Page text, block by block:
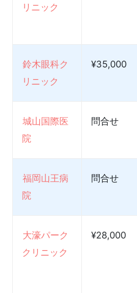
リニック
鈴木眼科ク
リニック
¥35,000
城山国際医
院
問合せ
福岡山王病
院
問合せ
大濠パーク
クリニック
¥28,000